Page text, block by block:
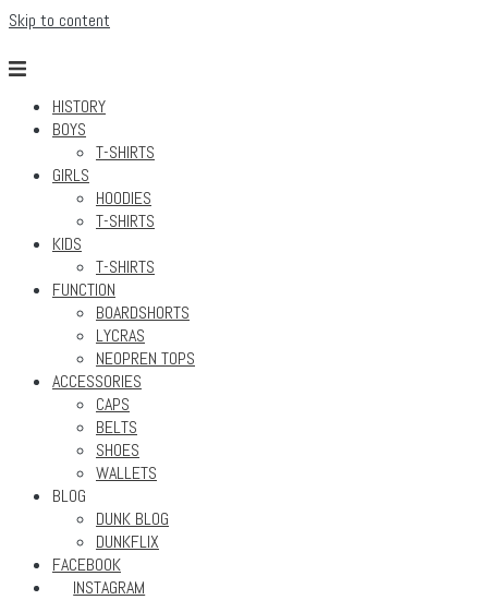
Skip to content
HISTORY
BOYS
T-SHIRTS
GIRLS
HOODIES
T-SHIRTS
KIDS
T-SHIRTS
FUNCTION
BOARDSHORTS
LYCRAS
NEOPREN TOPS
ACCESSORIES
CAPS
BELTS
SHOES
WALLETS
BLOG
DUNK BLOG
DUNKFLIX
FACEBOOK
INSTAGRAM